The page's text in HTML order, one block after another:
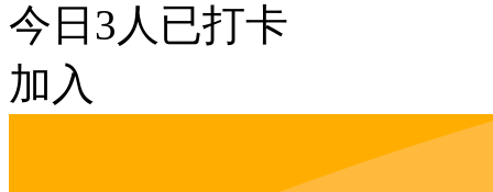
今日 3 人已打卡
加入